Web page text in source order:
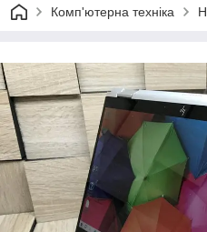
Комп'ютерна техніка